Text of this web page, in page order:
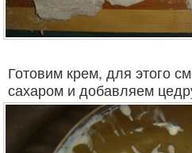
Готовим крем, для этого
сахаром и добавляем